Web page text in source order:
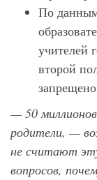
По
учителей
второй
— 50
родители, —
не считают
вопросов,